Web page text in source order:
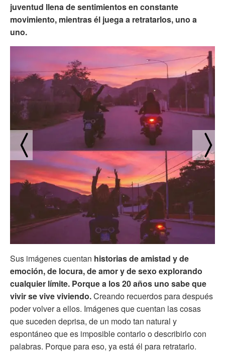
juventud llena de sentimientos en constante
movimiento, mientras él juega a retratarlos, uno a
uno.
Sus imágenes cuentan historias de amistad y de
emoción, de locura, de amor y de sexo explorando
cualquier límite. Porque a los 20 años uno sabe que
vivir se vive viviendo.Creando recuerdos para después
poder volver a ellos. Imágenes que cuentan las cosas
que suceden deprisa, de un modo tan natural y
espontáneo que es imposible contarlo o describirlo con
palabras. Porque para eso, ya está él para retratarlo.